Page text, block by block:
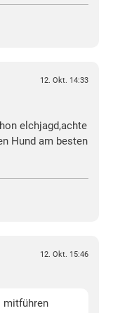
12. Okt. 14:33
elchjagd,achte
Hund am besten
12. Okt. 15:46
mitführen